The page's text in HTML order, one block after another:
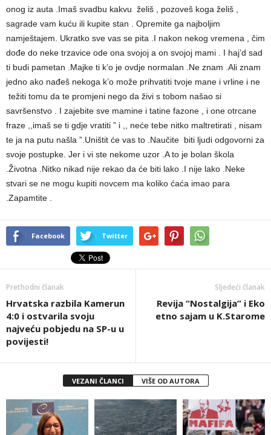
onog iz auta .Imaš svadbu kakvu želiš , pozoveš koga želiš ,
sagrade vam kuću ili kupite stan . Opremite ga najboljim
namještajem. Ukratko sve vas se pita .I nakon nekog vremena , čim
dođe do neke trzavice ode ona svojoj a on svojoj mami . I haj’d sad
ti budi pametan .Majke ti k’o je ovdje normalan .Ne znam .Ali znam
jedno ako nađeš nekoga k’o može prihvatiti tvoje mane i vrline i ne
težiti tomu da te promjeni nego da živi s tobom našao si
savršenstvo . I zajebite sve mamine i tatine fazone , i one otrcane
fraze ,,imaš se ti gdje vratiti ” i ,, neće tebe nitko maltretirati , nisam
te ja na putu našla ”.Uništit će vas to .Naučite biti ljudi odgovorni za
svoje postupke. Jer i vi ste nekome uzor .A to je bolan škola
.Životna .Nitko nikad nije rekao da će biti lako .I nije lako .Neke
stvari se ne mogu kupiti novcem ma koliko ćaća imao para
.Zapamtite .
Facebook Twitter
Prethodni članak
Hrvatska razbila Kamerun
4:0 i ostvarila svoju
najveću pobjedu na SP-u u
povijesti!
Sljedeći članak
Revija “Nostalgija” i Eko
etno sajam u K.Starome
VEZANI ČLANCI VIŠE OD AUTORA